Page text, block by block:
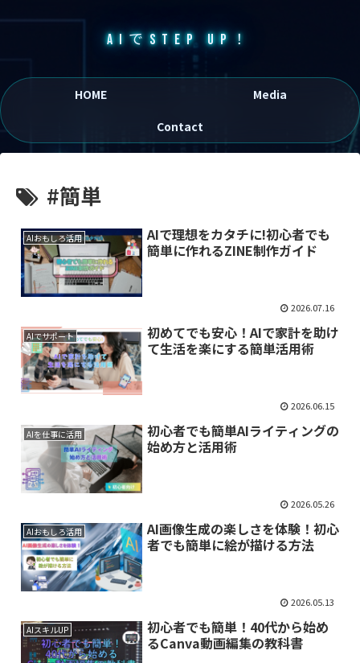
AIでSTEP UP！
HOME
Media
Contact
#簡単
AIおもしろ活用
AIで理想をカタチに!初心者でも
簡単に作れるZINE制作ガイド
2026.07.16
AIでサポート
初めてでも安心！AIで家計を助け
て生活を楽にする簡単活用術
2026.06.15
AIを仕事に活用
初心者でも簡単AIライティングの
始め方と活用術
2026.05.26
AIおもしろ活用
AI画像生成の楽しさを体験！初心
者でも簡単に絵が描ける方法
2026.05.13
AIスキルUP
初心者でも簡単！40代から始め
るCanva動画編集の教科書